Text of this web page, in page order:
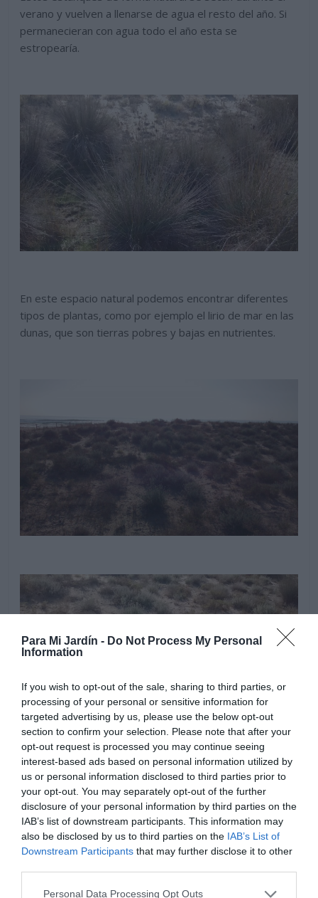
Para Mi Jardín - Do Not Process My Personal
Information
If you wish to opt-out of the sale, sharing to third parties, or
processing of your personal or sensitive information for
targeted advertising by us, please use the below opt-out
section to confirm your selection. Please note that after your
opt-out request is processed you may continue seeing
interest-based ads based on personal information utilized by
us or personal information disclosed to third parties prior to
your opt-out. You may separately opt-out of the further
disclosure of your personal information by third parties on the
IAB’s list of downstream participants. This information may
also be disclosed by us to third parties on the IAB’s List of
Downstream Participants that may further disclose it to other
Personal Data Processing Opt Outs
verano y vuelven a llenarse de agua el resto del año. Si
permanecieran con agua todo el año esta se
estropearía.
En este espacio natural podemos encontrar diferentes
tipos de plantas, como por ejemplo el lirio de mar en las
dunas, que son tierras pobres y bajas en nutrientes.
Como la Cirialera planta herbácea de treinta o cuarenta
centímetros de altura, abunda en terrenos con
condiciones salinas como los de las maresmas.